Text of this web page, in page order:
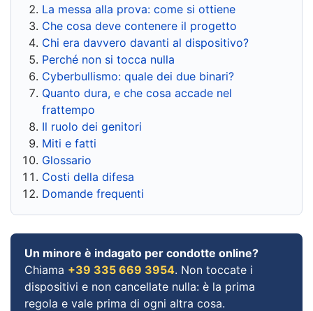
La messa alla prova: come si ottiene
Che cosa deve contenere il progetto
Chi era davvero davanti al dispositivo?
Perché non si tocca nulla
Cyberbullismo: quale dei due binari?
Quanto dura, e che cosa accade nel
frattempo
Il ruolo dei genitori
Miti e fatti
Glossario
Costi della difesa
Domande frequenti
Un minore è indagato per condotte online?
Chiama +39 335 669 3954. Non toccate i
dispositivi e non cancellate nulla: è la prima
regola e vale prima di ogni altra cosa.